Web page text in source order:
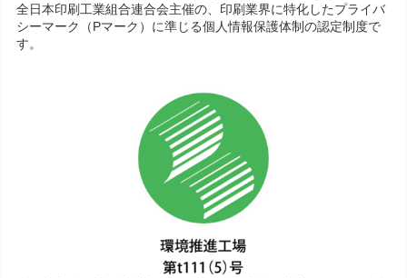
全日本印刷工業組合連合会主催の、印刷業界に特化したプライバ
シーマーク（Pマーク）に準じる個人情報保護体制の認定制度で
す。